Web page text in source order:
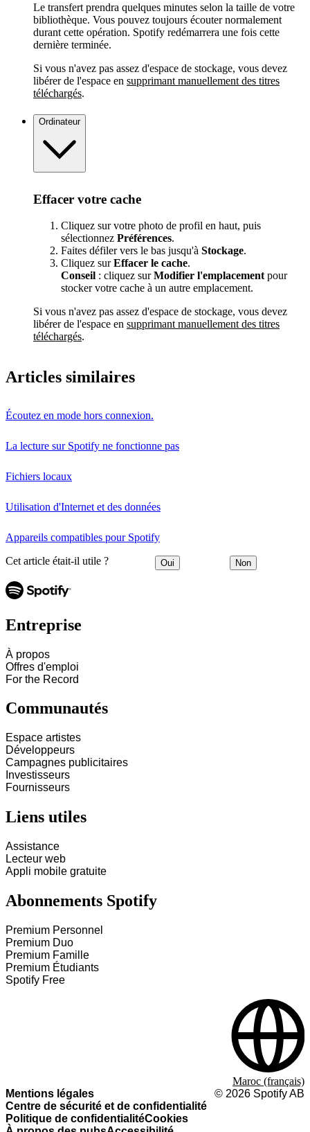
Le transfert prendra quelques minutes selon la taille de votre
bibliothèque. Vous pouvez toujours écouter normalement
durant cette opération. Spotify redémarrera une fois cette
dernière terminée.
Si vous n'avez pas assez d'espace de stockage, vous devez
libérer de l'espace en supprimant manuellement des titres
téléchargés.
Ordinateur
Effacer votre cache
Cliquez sur votre photo de profil en haut, puis
sélectionnez Préférences.
Faites défiler vers le bas jusqu'à Stockage.
Cliquez surEffacer le cache.
Conseil : cliquez surModifier l'emplacement pour
stocker votre cache à un autre emplacement.
Si vous n'avez pas assez d'espace de stockage, vous devez
libérer de l'espace en supprimant manuellement des titres
téléchargés.
Articles similaires
Écoutez en mode hors connexion.
La lecture sur Spotify ne fonctionne pas
Fichiers locaux
Utilisation d'Internet et des données
Appareils compatibles pour Spotify
Cet article était-il utile ? Oui Non
Entreprise
À propos
Offres d'emploi
For the Record
Communautés
Espace artistes
Développeurs
Campagnes publicitaires
Investisseurs
Fournisseurs
Liens utiles
Assistance
Lecteur web
Appli mobile gratuite
Abonnements Spotify
Premium Personnel
Premium Duo
Premium Famille
Premium Étudiants
Spotify Free
Mentions légales
Centre de sécurité et de confidentialité
Politique de confidentialitéCookies
© 2026 Spotify AB
Maroc (français)